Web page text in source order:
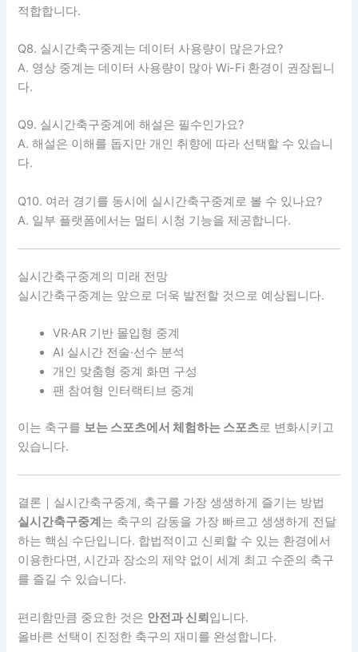
적합합니다.
Q8. 실시간축구중계는 데이터 사용량이 많은가요?
A. 영상 중계는 데이터 사용량이 많아 Wi-Fi 환경이 권장됩니
다.
Q9. 실시간축구중계에 해설은 필수인가요?
A. 해설은 이해를 돕지만 개인 취향에 따라 선택할 수 있습니
다.
Q10. 여러 경기를 동시에 실시간축구중계로 볼 수 있나요?
A. 일부 플랫폼에서는 멀티 시청 기능을 제공합니다.
실시간축구중계의 미래 전망
실시간축구중계는 앞으로 더욱 발전할 것으로 예상됩니다.
VR·AR 기반 몰입형 중계
AI 실시간 전술·선수 분석
개인 맞춤형 중계 화면 구성
팬 참여형 인터랙티브 중계
이는 축구를 보는 스포츠에서 체험하는 스포츠로 변화시키고
있습니다.
결론｜실시간축구중계, 축구를 가장 생생하게 즐기는 방법
실시간축구중계 는 축구의 감동을 가장 빠르고 생생하게 전달
하는 핵심 수단입니다. 합법적이고 신뢰할 수 있는 환경에서
이용한다면, 시간과 장소의 제약 없이 세계 최고 수준의 축구
를 즐길 수 있습니다.
편리함만큼 중요한 것은 안전과 신뢰 입니다.
올바른 선택이 진정한 축구의 재미를 완성합니다.